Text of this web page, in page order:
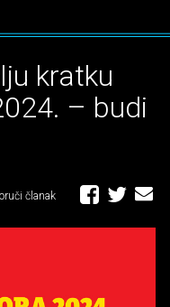
kratku
– budi
članak